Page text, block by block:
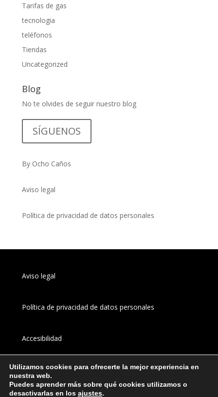
Tarifas de gas
tecnologia
teléfonos
Tiendas
Uncategorized
Blog
No te olvides de seguir nuestro blog
SÍGUENOS
By Ocho Caños
Aviso legal
Política de privacidad de datos personales
Aviso legal
Política de privacidad de datos personales
Accesibilidad
Canal interno de información
Utilizamos cookies para ofrecerte la mejor experiencia en
nuestra web.
Puedes aprender más sobre qué cookies utilizamos o
desactivarlas en los ajustes.